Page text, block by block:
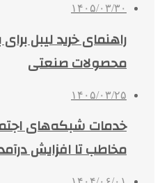
۱۴۰۵/۰۳/۳۰
راهنمای خرید لیبل
محصولات صنعتی
۱۴۰۵/۰۳/۲۵
مخاطب تا افزایش